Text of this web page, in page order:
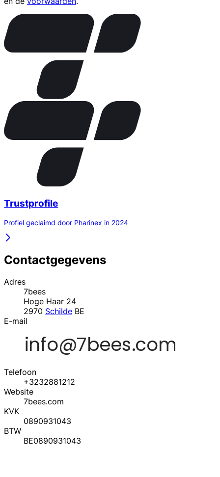
Trustprofile
Profiel geclaimd door Pharinex in 2024
Contactgegevens
Adres
7bees
Hoge Haar 24
2970 Schilde BE
E-mail
Telefoon
+3232881212
Website
7bees.com
KVK
0890931043
BTW
BE0890931043